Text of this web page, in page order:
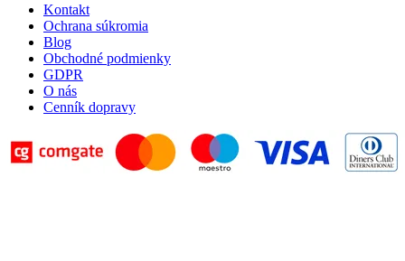
Kontakt
Ochrana súkromia
Blog
Obchodné podmienky
GDPR
O nás
Cenník dopravy